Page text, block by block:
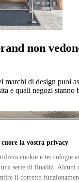
non
marchi di design puoi
e quali negozi
la vostra privacy
cookie e tecnologie
serie di finalità. Alcuni
il corretto